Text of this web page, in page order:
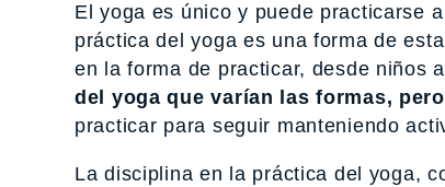
El yoga es único y puede practicarse
práctica del yoga es una forma de
en la forma de practicar, desde niños
del yoga que varían las formas,
practicar para seguir manteniendo
La disciplina en la práctica del yoga,